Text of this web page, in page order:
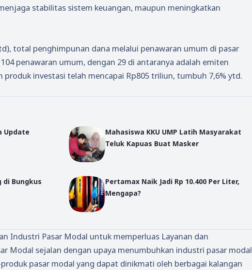
stabilitas sistem keuangan, maupun meningkatkan
total penghimpunan dana melalui penawaran umum di pasar
penawaran umum, dengan 29 di antaranya adalah emiten
investasi telah mencapai Rp805 triliun, tumbuh 7,6% ytd.
Update
Mahasiswa KKU UMP Latih Masyarakat
Teluk Kapuas Buat Masker
di Bungkus
Pertamax Naik Jadi Rp 10.400 Per Liter,
Mengapa?
Industri Pasar Modal untuk memperluas Layanan dan
Modal sejalan dengan upaya menumbuhkan industri pasar modal
pasar modal yang dapat dinikmati oleh berbagai kalangan